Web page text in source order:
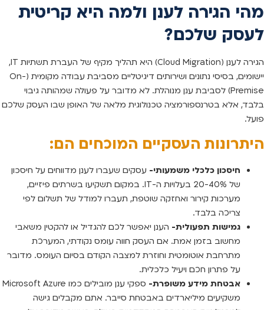
מהי הגירה לענן ולמה היא קריטית
לעסק שלכם?
הגירה לענן (Cloud Migration) היא תהליך מקיף של העברת תשתיות IT,
יישומים, בסיסי נתונים ושירותים דיגיטליים מסביבת עבודה מקומית (On-
Premise) לסביבת ענן מנוהלת. לא מדובר על פעולה שמהותה גיבוי
בלבד, אלא בטרנספורמציה טכנולוגית מלאה של האופן שבו העסק שלכם
פועל.
היתרונות העסקיים המוכחים הם:
חיסכון כלכלי משמעותי- עסקים שעברו לענן מדווחים על חיסכון
של 20-40% בעלויות ה-IT. במקום תשקיעו בשרתים פיזיים,
מערכות קירור ואחזקה שוטפת, תעברו למודל של תשלום לפי
צריכה בלבד.
גמישות תפעולית- הענן יאפשר לכם להגדיל או להקטין משאבי
מחשוב בזמן אמת. אם העסק חווה עומס נקודתי, המערכת
מתרחבת אוטומטית וחוזרת למצבה הקודם בסיום העומס. מדובר
על פתרון חכם ויעיל כלכלית.
אבטחת מידע משופרת-
ספקי ענן מובילים כמו Microsoft Azure
משקיעים מיליארדים באבטחת סייבר. אתם מקבלים גישה